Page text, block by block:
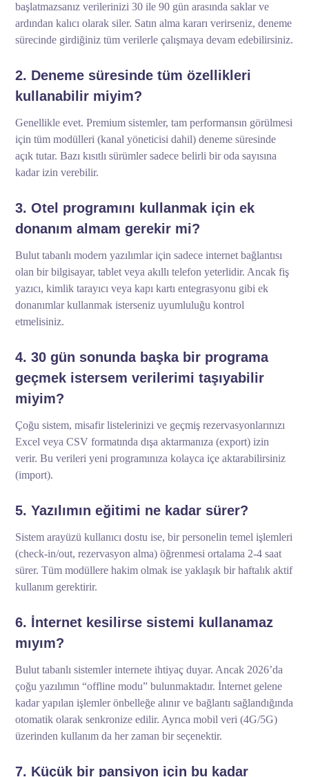
başlatmazsanız verilerinizi 30 ile 90 gün arasında saklar ve
ardından kalıcı olarak siler. Satın alma kararı verirseniz, deneme
sürecinde girdiğiniz tüm verilerle çalışmaya devam edebilirsiniz.
2. Deneme süresinde tüm özellikleri
kullanabilir miyim?
Genellikle evet. Premium sistemler, tam performansın görülmesi
için tüm modülleri (kanal yöneticisi dahil) deneme süresinde
açık tutar. Bazı kısıtlı sürümler sadece belirli bir oda sayısına
kadar izin verebilir.
3. Otel programını kullanmak için ek
donanım almam gerekir mi?
Bulut tabanlı modern yazılımlar için sadece internet bağlantısı
olan bir bilgisayar, tablet veya akıllı telefon yeterlidir. Ancak fiş
yazıcı, kimlik tarayıcı veya kapı kartı entegrasyonu gibi ek
donanımlar kullanmak isterseniz uyumluluğu kontrol
etmelisiniz.
4. 30 gün sonunda başka bir programa
geçmek istersem verilerimi taşıyabilir
miyim?
Çoğu sistem, misafir listelerinizi ve geçmiş rezervasyonlarınızı
Excel veya CSV formatında dışa aktarmanıza (export) izin
verir. Bu verileri yeni programınıza kolayca içe aktarabilirsiniz
(import).
5. Yazılımın eğitimi ne kadar sürer?
Sistem arayüzü kullanıcı dostu ise, bir personelin temel işlemleri
(check-in/out, rezervasyon alma) öğrenmesi ortalama 2-4 saat
sürer. Tüm modüllere hakim olmak ise yaklaşık bir haftalık aktif
kullanım gerektirir.
6. İnternet kesilirse sistemi kullanamaz
mıyım?
Bulut tabanlı sistemler internete ihtiyaç duyar. Ancak 2026’da
çoğu yazılımın “offline modu” bulunmaktadır. İnternet gelene
kadar yapılan işlemler önbelleğe alınır ve bağlantı sağlandığında
otomatik olarak senkronize edilir. Ayrıca mobil veri (4G/5G)
üzerinden kullanım da her zaman bir seçenektir.
7. Küçük bir pansiyon için bu kadar